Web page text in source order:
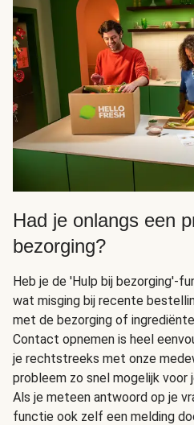
Had je onlangs een
bezorging?
Heb je de 'Hulp bij bezorging'-
wat misging bij recente
met de bezorging of
Contact opnemen is heel
je rechtstreeks met onze
probleem zo snel mogelijk voor
Als je meteen antwoord op je
functie ook zelf een melding